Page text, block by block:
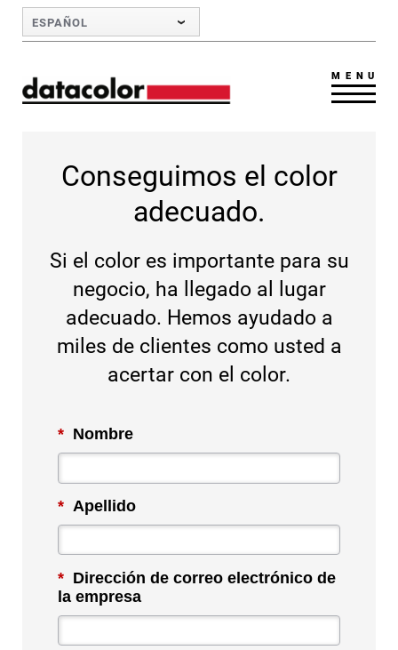
Skip to Main Content
ESPAÑOL
MENU
Conseguimos el color
adecuado.
Si el color es importante para su
negocio, ha llegado al lugar
adecuado. Hemos ayudado a
miles de clientes como usted a
acertar con el color.
* Nombre
* Apellido
* Dirección de correo electrónico de
la empresa